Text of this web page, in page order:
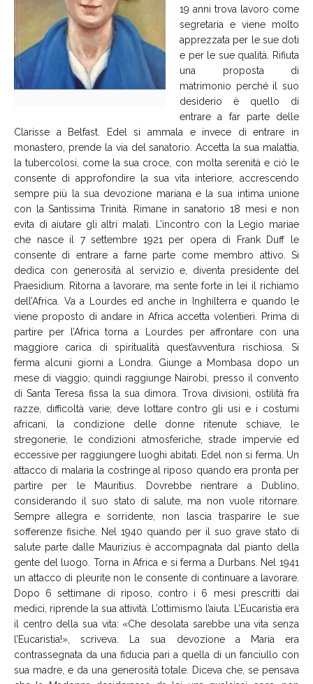
19 anni trova lavoro come
segretaria e viene molto
apprezzata per le sue doti
e per le sue qualità. Rifiuta
una proposta di
matrimonio perché il suo
desiderio è quello di
entrare a far parte delle
Clarisse a Belfast. Edel si ammala e invece di entrare in
monastero, prende la via del sanatorio. Accetta la sua malattia,
la tubercolosi, come la sua croce, con molta serenità e ciò le
consente di approfondire la sua vita interiore, accrescendo
sempre più la sua devozione mariana e la sua intima unione
con la Santissima Trinità. Rimane in sanatorio 18 mesi e non
evita di aiutare gli altri malati. L’incontro con la Legio mariae
che nasce il 7 settembre 1921 per opera di Frank Duff le
consente di entrare a farne parte come membro attivo. Si
dedica con generosità al servizio e, diventa presidente del
Praesidium. Ritorna a lavorare, ma sente forte in lei il richiamo
dell’Africa. Va a Lourdes ed anche in Inghilterra e quando le
viene proposto di andare in Africa accetta volentieri. Prima di
partire per l’Africa torna a Lourdes per affrontare con una
maggiore carica di spiritualità quest’avventura rischiosa. Si
ferma alcuni giorni a Londra. Giunge a Mombasa dopo un
mese di viaggio; quindi raggiunge Nairobi, presso il convento
di Santa Teresa fissa la sua dimora. Trova divisioni, ostilità fra
razze, difficoltà varie; deve lottare contro gli usi e i costumi
africani, la condizione delle donne ritenute schiave, le
stregonerie, le condizioni atmosferiche, strade impervie ed
eccessive per raggiungere luoghi abitati. Edel non si ferma. Un
attacco di malaria la costringe al riposo quando era pronta per
partire per le Mauritius. Dovrebbe rientrare a Dublino,
considerando il suo stato di salute, ma non vuole ritornare.
Sempre allegra e sorridente, non lascia trasparire le sue
sofferenze fisiche. Nel 1940 quando per il suo grave stato di
salute parte dalle Maurizius è accompagnata dal pianto della
gente del luogo. Torna in Africa e si ferma a Durbans. Nel 1941
un attacco di pleurite non le consente di continuare a lavorare.
Dopo 6 settimane di riposo, contro i 6 mesi prescritti dai
medici, riprende la sua attività. L’ottimismo l’aiuta. L’Eucaristia era
il centro della sua vita: «Che desolata sarebbe una vita senza
l’Eucaristia!», scriveva. La sua devozione a Maria era
contrassegnata da una fiducia pari a quella di un fanciullo con
sua madre, e da una generosità totale. Diceva che, se pensava